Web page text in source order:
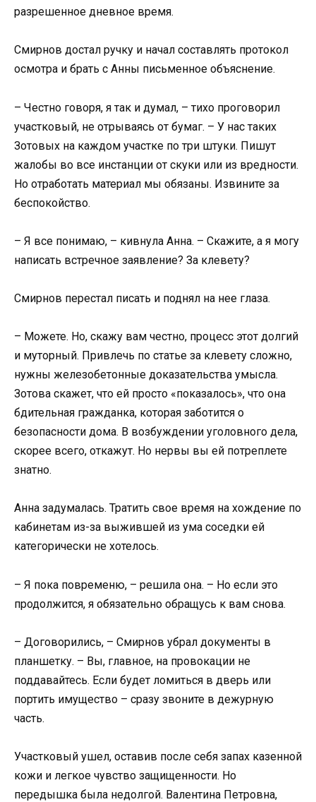
разрешенное дневное время.
Смирнов достал ручку и начал составлять протокол
осмотра и брать с Анны письменное объяснение.
– Честно говоря, я так и думал, – тихо проговорил
участковый, не отрываясь от бумаг. – У нас таких
Зотовых на каждом участке по три штуки. Пишут
жалобы во все инстанции от скуки или из вредности.
Но отработать материал мы обязаны. Извините за
беспокойство.
– Я все понимаю, – кивнула Анна. – Скажите, а я могу
написать встречное заявление? За клевету?
Смирнов перестал писать и поднял на нее глаза.
– Можете. Но, скажу вам честно, процесс этот долгий
и муторный. Привлечь по статье за клевету сложно,
нужны железобетонные доказательства умысла.
Зотова скажет, что ей просто «показалось», что она
бдительная гражданка, которая заботится о
безопасности дома. В возбуждении уголовного дела,
скорее всего, откажут. Но нервы вы ей потреплете
знатно.
Анна задумалась. Тратить свое время на хождение по
кабинетам из-за выжившей из ума соседки ей
категорически не хотелось.
– Я пока повременю, – решила она. – Но если это
продолжится, я обязательно обращусь к вам снова.
– Договорились, – Смирнов убрал документы в
планшетку. – Вы, главное, на провокации не
поддавайтесь. Если будет ломиться в дверь или
портить имущество – сразу звоните в дежурную
часть.
Участковый ушел, оставив после себя запах казенной
кожи и легкое чувство защищенности. Но
передышка была недолгой. Валентина Петровна,